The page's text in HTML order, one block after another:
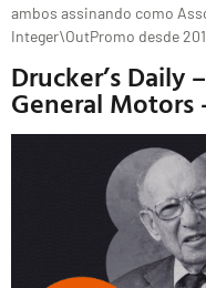
ambos assinando como
Integer\OutPromo desde
Drucker’s Daily
General Motors